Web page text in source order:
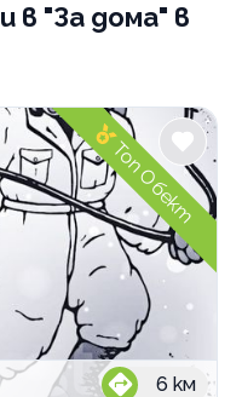
в "За дома" в
6 км
Топ Обект